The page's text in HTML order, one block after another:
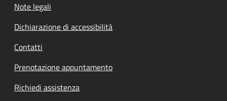
Note legali
Dichiarazione di accessibilità
Contatti
Prenotazione appuntamento
Richiedi assistenza